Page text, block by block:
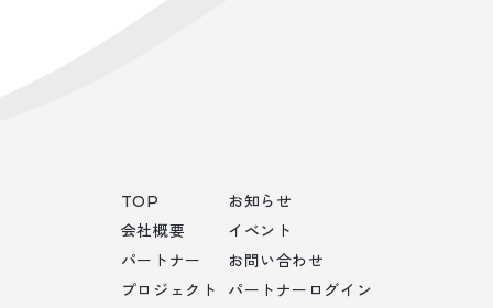
TOP
会社概要
パートナー
プロジェクト
お知らせ
イベント
お問い合わせ
パートナーログイン